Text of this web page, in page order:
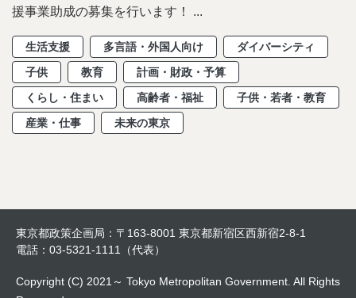
援事業助成の募集を行います！ ...
生活支援 多言語・外国人向け
ダイバーシティ
子供
教育
計画・財政・予算
くらし・住まい
高齢者・福祉
子供・若者・教育
産業・仕事
未来の東京
東京都政策企画局：〒163-8001 東京都新宿区西新宿2-8-1
電話：03-5321-1111（代表）
Copyright (C) 2021～ Tokyo Metropolitan Government. All Rights